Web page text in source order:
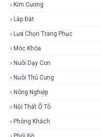
Kim Cương
Lắp Đặt
Lựa Chọn Trang Phục
Móc Khóa
Nuôi Dạy Con
Nuôi Thú Cưng
Nông Nghiệp
Nội Thất Ô Tô
Phòng Khách